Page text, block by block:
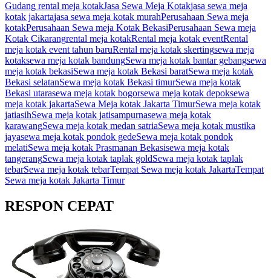
Gudang rental meja kotakJasa Sewa Meja Kotakjasa sewa meja
kotak jakartajasa sewa meja kotak murahPerusahaan Sewa meja
kotakPerusahaan Sewa meja Kotak BekasiPerusahaan Sewa meja
Kotak Cikarangrental meja kotakRental meja kotak eventRental
meja kotak event tahun baruRental meja kotak skertingsewa meja
kotaksewa meja kotak bandungSewa meja kotak bantar gebangsewa
meja kotak bekasiSewa meja kotak Bekasi baratSewa meja kotak
Bekasi selatanSewa meja kotak Bekasi timurSewa meja kotak
Bekasi utarasewa meja kotak bogorsewa meja kotak depoksewa
meja kotak jakartaSewa Meja kotak Jakarta TimurSewa meja kotak
jatiasihSewa meja kotak jatisampurnasewa meja kotak
karawangSewa meja kotak medan satriaSewa meja kotak mustika
jayasewa meja kotak pondok gedeSewa meja kotak pondok
melatiSewa meja kotak Prasmanan Bekasisewa meja kotak
tangerangSewa meja kotak taplak goldSewa meja kotak taplak
tebarSewa meja kotak tebarTempat Sewa meja kotak JakartaTempat
Sewa meja kotak Jakarta Timur
RESPON CEPAT